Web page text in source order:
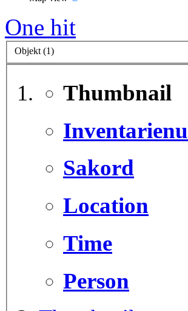
One hit
Objekt (1)
Thumbnail
Sakord
Location
Time
Person